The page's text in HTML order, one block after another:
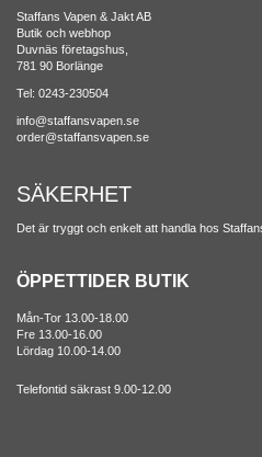
Staffans Vapen & Jakt AB
Butik och webhop
Duvnäs företagshus,
781 90 Borlänge
Tel: 0243-230504
info@staffansvapen.se
order@staffansvapen.se
SÄKERHET
Det är tryggt och enkelt att handla hos
ÖPPETTIDER BUTIK
Mån-Tor 13.00-18.00
Fre 13.00-16.00
Lördag 10.00-14.00
Telefontid säkrast 9.00-12.00